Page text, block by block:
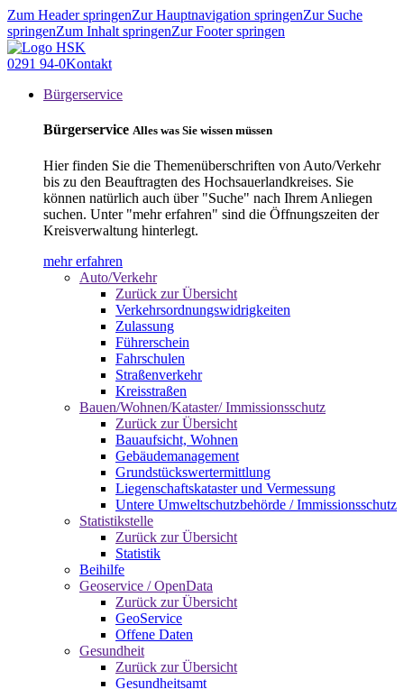
Zum Header springenZur Hauptnavigation springenZur Suche
springenZum Inhalt springenZur Footer springen
0291 94-0Kontakt
Bürgerservice
Bürgerservice Alles was Sie wissen müssen
Hier finden Sie die Themenüberschriften von Auto/Verkehr
bis zu den Beauftragten des Hochsauerlandkreises. Sie
können natürlich auch über "Suche" nach Ihrem Anliegen
suchen. Unter "mehr erfahren" sind die Öffnungszeiten der
Kreisverwaltung hinterlegt.
mehr erfahren
Auto/Verkehr
Zurück zur Übersicht
Verkehrsordnungswidrigkeiten
Zulassung
Führerschein
Fahrschulen
Straßenverkehr
Kreisstraßen
Bauen/Wohnen/Kataster/ Immissionsschutz
Zurück zur Übersicht
Bauaufsicht, Wohnen
Gebäudemanagement
Grundstückswertermittlung
Liegenschaftskataster und Vermessung
Untere Umweltschutzbehörde / Immissionsschutz
Statistikstelle
Zurück zur Übersicht
Statistik
Beihilfe
Geoservice / OpenData
Zurück zur Übersicht
GeoService
Offene Daten
Gesundheit
Zurück zur Übersicht
Gesundheitsamt